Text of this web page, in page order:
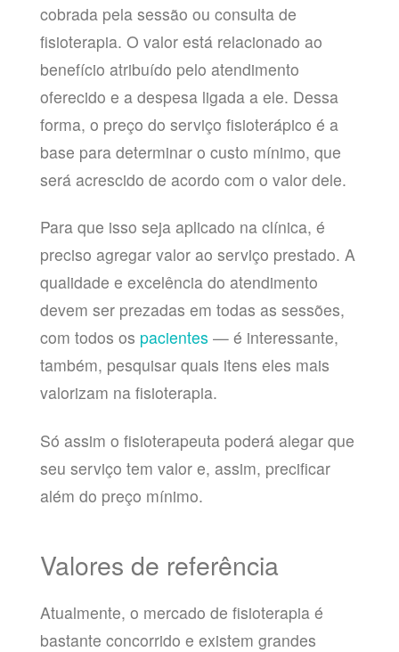
cobrada pela sessão ou consulta de
fisioterapia. O valor está relacionado ao
benefício atribuído pelo atendimento
oferecido e a despesa ligada a ele. Dessa
forma, o preço do serviço fisioterápico é a
base para determinar o custo mínimo, que
será acrescido de acordo com o valor dele.
Para que isso seja aplicado na clínica, é
preciso agregar valor ao serviço prestado. A
qualidade e excelência do atendimento
devem ser prezadas em todas as sessões,
com todos os pacientes — é interessante,
também, pesquisar quais itens eles mais
valorizam na fisioterapia.
Só assim o fisioterapeuta poderá alegar que
seu serviço tem valor e, assim, precificar
além do preço mínimo.
Valores de referência
Atualmente, o mercado de fisioterapia é
bastante concorrido e existem grandes